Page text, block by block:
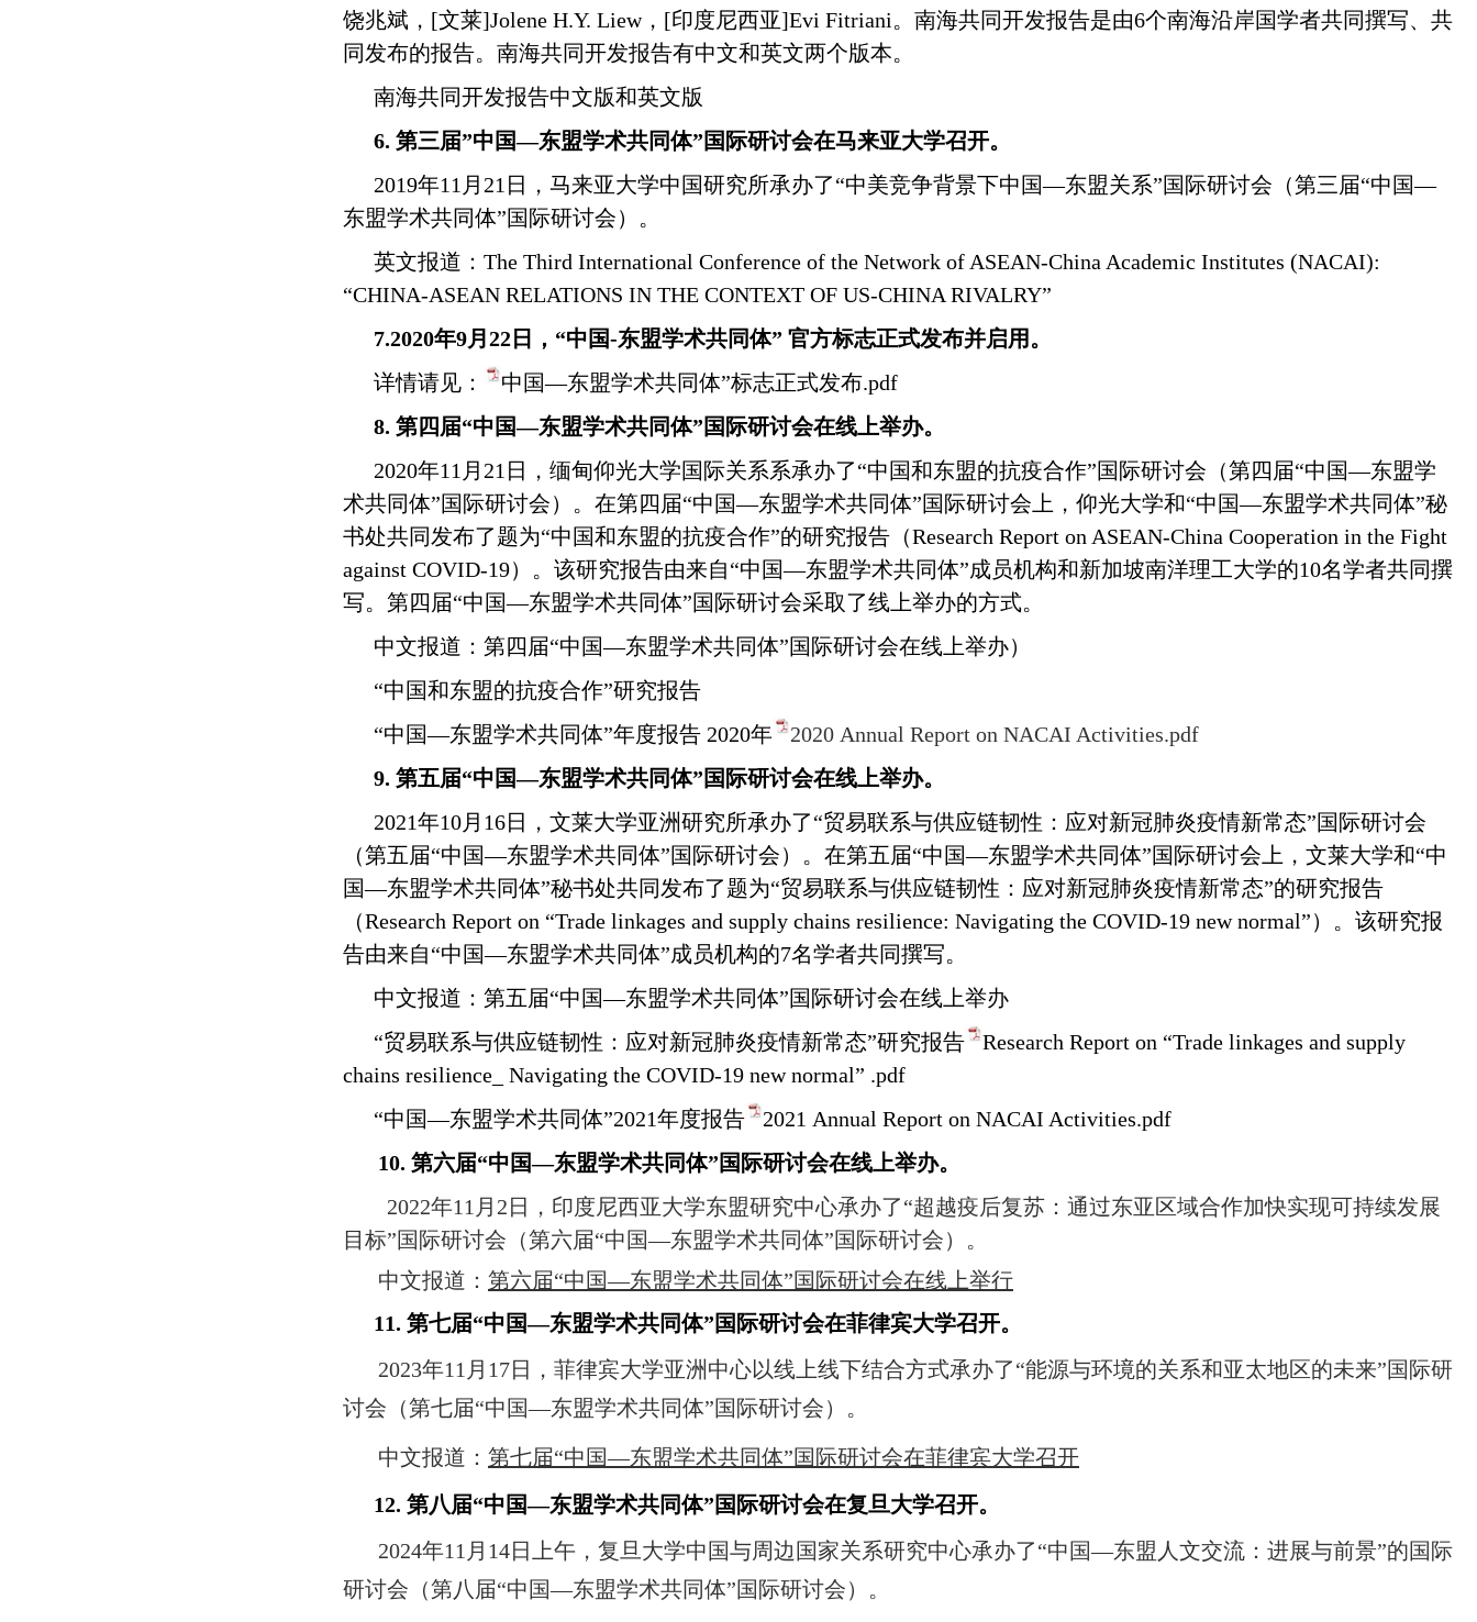
饶兆斌， [文莱]Jolene H.Y. Liew ， [印度尼西亚]Evi Fitriani。南海共同开发报告是由6个南海沿岸国学者共同撰写、共
同发布的报告。南海共同开发报告有中文和英文两个版本。
南海共同开发报告中文版和英文版
6. 第三届”中国—东盟学术共同体”国际研讨会在马来亚大学召开。
2019年11月21日，马来亚大学中国研究所承办了“中美竞争背景下中国—东盟关系”国际研讨会（第三届“中国—
东盟学术共同体”国际研讨会）。
英文报道 ： The Third International Conference of the Network of ASEAN-China Academic Institutes (NACAI):
“CHINA-ASEAN RELATIONS IN THE CONTEXT OF US-CHINA RIVALRY”
7.2020年9月 22 日， “中国-东盟学术共同体” 官方标志正式发布并启用。
详情请见 ：
中国—东盟学术共同体”标志正式发布.pdf
8. 第四届“中国—东盟学术共同体”国际研讨会在线上举办。
2020年11 月 21 日，缅甸仰光大学国际关系系承办了“中国和东盟的抗疫合作”国际研讨会（第四届“中国—东盟学
术共同体”国际研讨会）。在第四届“中国—东盟学术共同体”国际研讨会上，仰光大学和“中国—东盟学术共同体”秘
书处共同发布了题为“中国和东盟的抗疫合作”的研究报告（Research Report on ASEAN-China Cooperation in the Fight
against COVID-19）。该研究报告由来自“中国—东盟学术共同体”成员机构和新加坡南洋理工大学的10名学者共同撰
写。第四届“中国—东盟学术共同体”国际研讨会采取了线上举办的方式。
中文报道： 第四届“中国—东盟学术共同体”国际研讨会在线上举办）
“中国和东盟的抗疫合作”研究报告
“中国—东盟学术共同体”年度报告 2020年
2020 Annual Report on NACAI Activities.pdf
9. 第五届“中国—东盟学术共同体”国际研讨会在线上举办。
2021年10月 16日，文莱大学亚洲研究所承办了“贸易联系与供应链韧性：应对新冠肺炎疫情新常态”国际研讨会
（第五届“中国—东盟学术共同体”国际研讨会）。 在第五届“中国—东盟学术共同体”国际研讨会上，文莱大学和“中
国—东盟学术共同体”秘书处共同发布了题为“贸易联系与供应链韧性：应对新冠肺炎疫情新常态”的研究报告
（Research Report on “Trade linkages and supply chains resilience: Navigating the COVID-19 new normal”）。 该研究报
告由来自“中国—东盟学术共同体”成员机构的7名学者共同撰写。
中文报道： 第五届“中国—东盟学术共同体”国际研讨会在线上举办
“贸易联系与供应链韧性：应对新冠肺炎疫情新常态”研究报告
Research Report on “Trade linkages and supply
chains resilience_ Navigating the COVID-19 new normal” .pdf
“中国—东盟学术共同体”2021年度报告
2021 Annual Report on NACAI Activities.pdf
10. 第六届“中国—东盟学术共同体”国际研讨会在线上举办。
2022年11月2日，印度尼西亚大学东盟研究中心承办了“超越疫后复苏：通过东亚区域合作加快实现可持续发展
目标”国际研讨会（第六届“中国—东盟学术共同体”国际研讨会）。
中文报道： 第六届“中国—东盟学术共同体”国际研讨会在线上举行
11. 第七届“中国—东盟学术共同体”国际研讨会在菲律宾大学召开。
2023年11月17日，菲律宾大学亚洲中心以线上线下结合方式承办了“能源与环境的关系和亚太地区的未来”国际研
讨会（第七届“中国—东盟学术共同体”国际研讨会）。
中文报道： 第七届“中国—东盟学术共同体”国际研讨会在菲律宾大学召开
12. 第八届“中国—东盟学术共同体”国际研讨会在复旦大学召开。
2024年11月14日上午，复旦大学中国与周边国家关系研究中心承办了“中国—东盟人文交流：进展与前景”的国际
研讨会（第八届“中国—东盟学术共同体”国际研讨会）。